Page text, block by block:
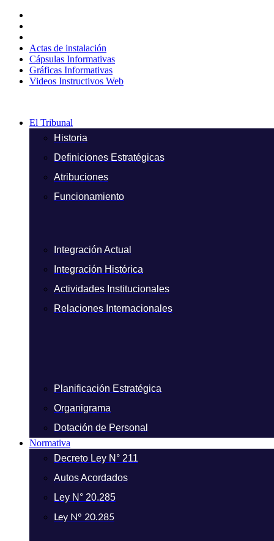
contenido
Actas de instalación
Cápsulas Informativas
Gráficas Informativas
Videos Instructivos Web
El Tribunal
Historia
Definiciones Estratégicas
Atribuciones
Funcionamiento
Integración Actual
Integración Histórica
Actividades Institucionales
Relaciones Internacionales
Planificación Estratégica
Organigrama
Dotación de Personal
Normativa
Decreto Ley N° 211
Autos Acordados
Ley N° 20.285
Ley N° 20.285